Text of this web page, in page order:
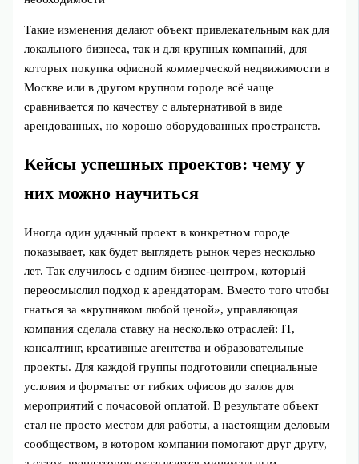
Такие изменения делают объект привлекательным как для
локального бизнеса, так и для крупных компаний, для
которых покупка офисной коммерческой недвижимости в
Москве или в другом крупном городе всё чаще
сравнивается по качеству с альтернативой в виде
арендованных, но хорошо оборудованных пространств.
Кейсы успешных проектов: чему у
них можно научиться
Иногда один удачный проект в конкретном городе
показывает, как будет выглядеть рынок через несколько
лет. Так случилось с одним бизнес-центром, который
переосмыслил подход к арендаторам. Вместо того чтобы
гнаться за «крупняком любой ценой», управляющая
компания сделала ставку на несколько отраслей: IT,
консалтинг, креативные агентства и образовательные
проекты. Для каждой группы подготовили специальные
условия и форматы: от гибких офисов до залов для
мероприятий с почасовой оплатой. В результате объект
стал не просто местом для работы, а настоящим деловым
сообществом, в котором компании помогают друг другу,